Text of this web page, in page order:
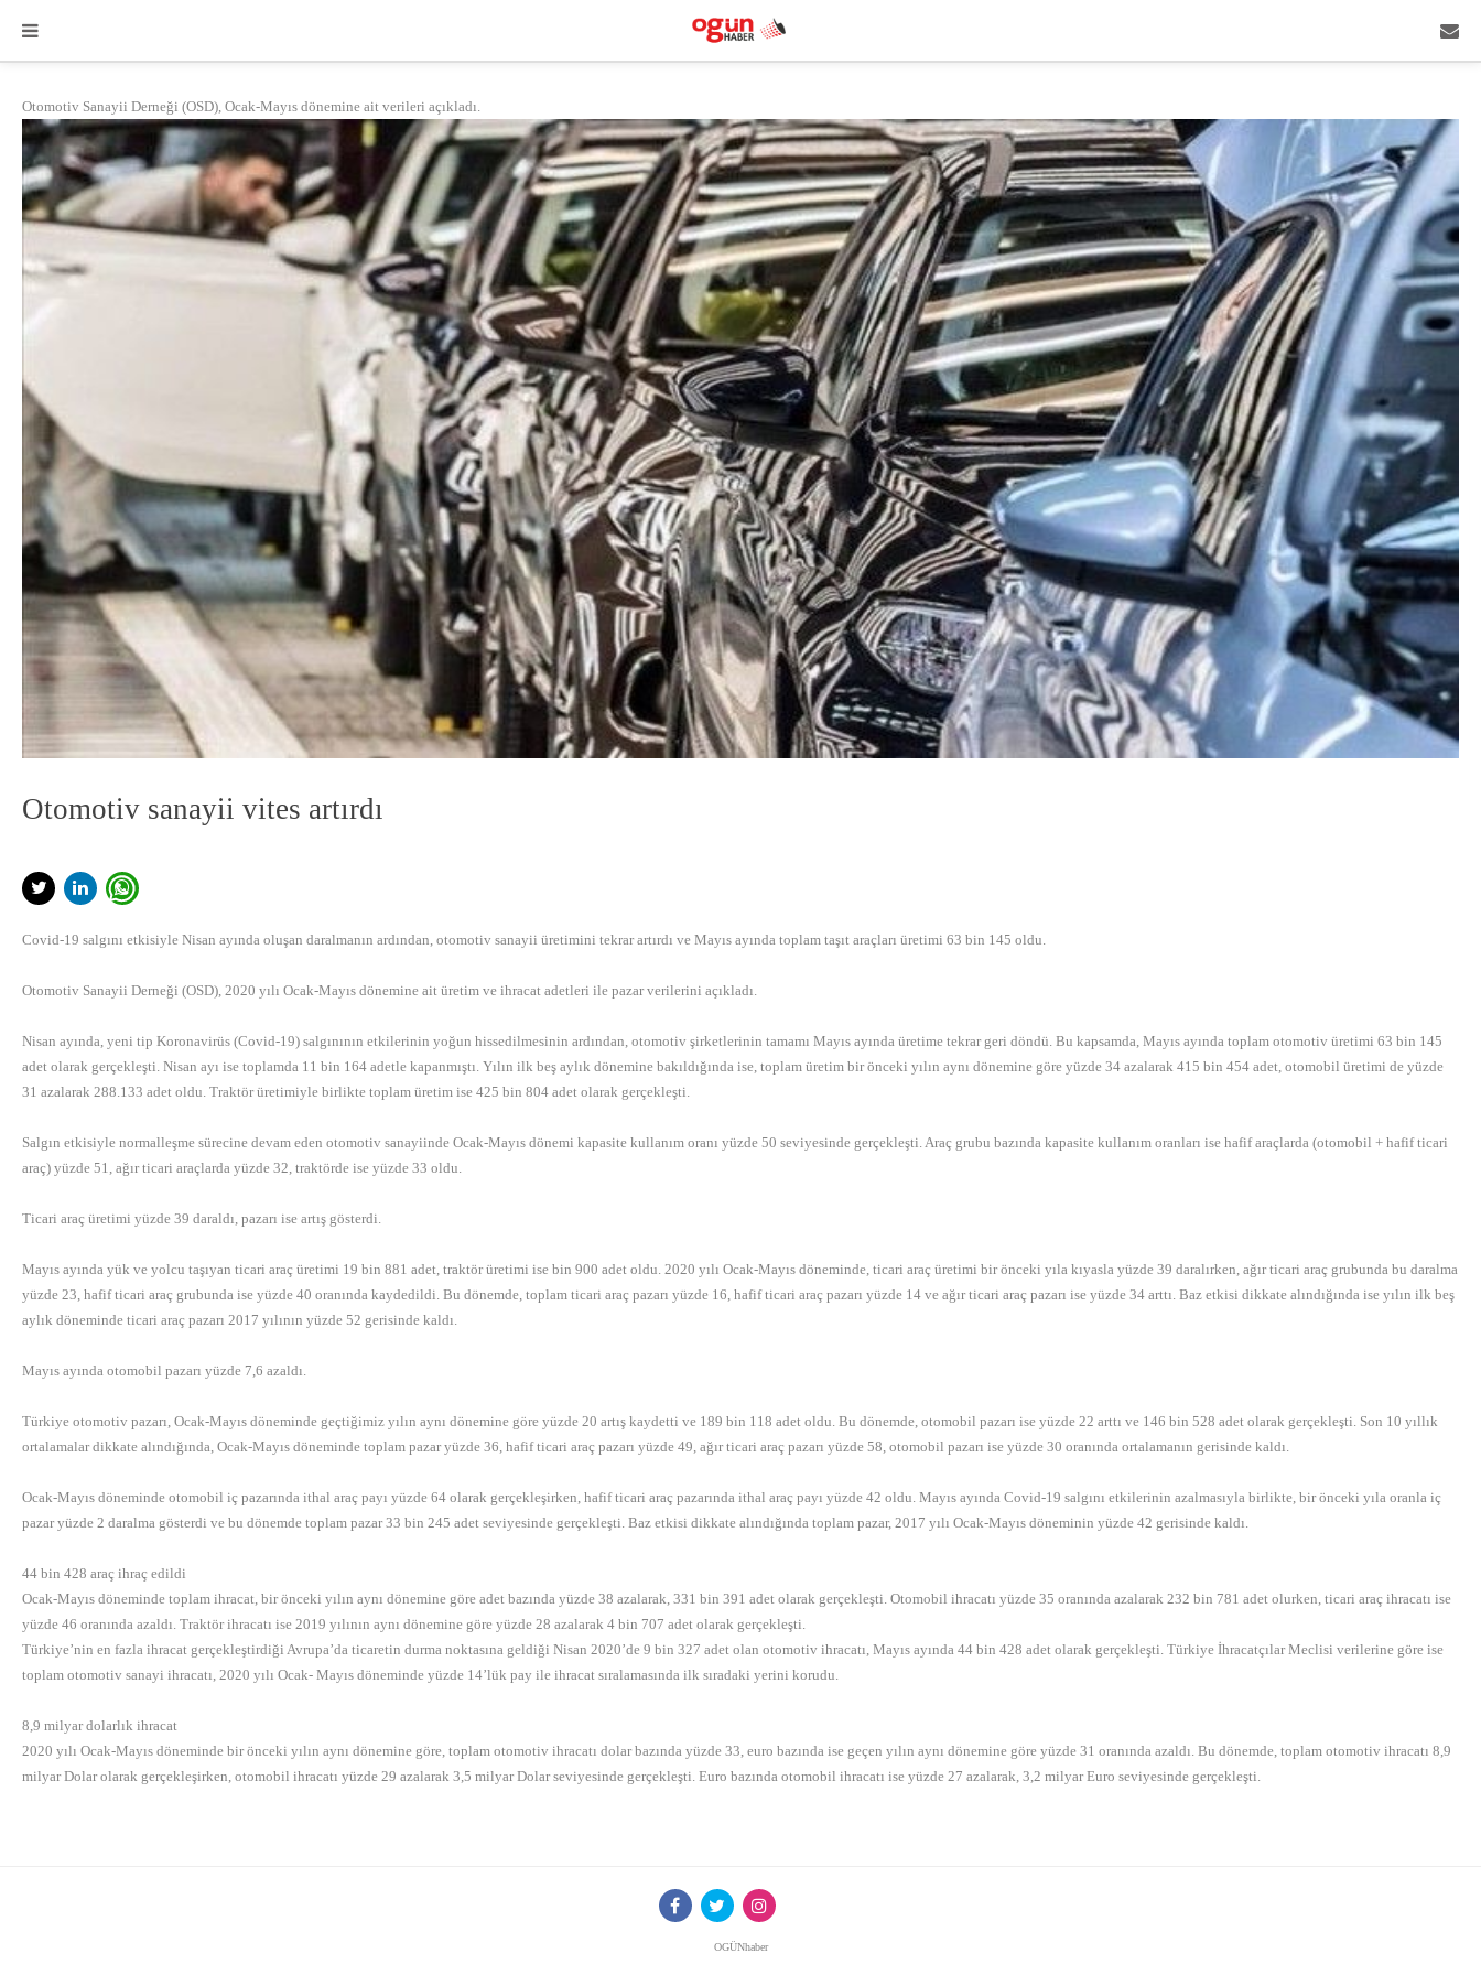
Otomotiv Sanayii Derneği (OSD), Ocak-Mayıs dönemine ait verileri açıkladı.
Otomotiv sanayii vites artırdı
Covid-19 salgını etkisiyle Nisan ayında oluşan daralmanın ardından, otomotiv sanayii üretimini tekrar artırdı ve Mayıs ayında toplam taşıt araçları üretimi 63 bin 145 oldu.
Otomotiv Sanayii Derneği (OSD), 2020 yılı Ocak-Mayıs dönemine ait üretim ve ihracat adetleri ile pazar verilerini açıkladı.
Nisan ayında, yeni tip Koronavirüs (Covid-19) salgınının etkilerinin yoğun hissedilmesinin ardından, otomotiv şirketlerinin tamamı Mayıs ayında üretime tekrar geri döndü. Bu kapsamda, Mayıs ayında toplam otomotiv üretimi 63 bin 145
adet olarak gerçekleşti. Nisan ayı ise toplamda 11 bin 164 adetle kapanmıştı. Yılın ilk beş aylık dönemine bakıldığında ise, toplam üretim bir önceki yılın aynı dönemine göre yüzde 34 azalarak 415 bin 454 adet, otomobil üretimi de yüzde
31 azalarak 288.133 adet oldu. Traktör üretimiyle birlikte toplam üretim ise 425 bin 804 adet olarak gerçekleşti.
Salgın etkisiyle normalleşme sürecine devam eden otomotiv sanayiinde Ocak-Mayıs dönemi kapasite kullanım oranı yüzde 50 seviyesinde gerçekleşti. Araç grubu bazında kapasite kullanım oranları ise hafif araçlarda (otomobil + hafif ticari
araç) yüzde 51, ağır ticari araçlarda yüzde 32, traktörde ise yüzde 33 oldu.
Ticari araç üretimi yüzde 39 daraldı, pazarı ise artış gösterdi.
Mayıs ayında yük ve yolcu taşıyan ticari araç üretimi 19 bin 881 adet, traktör üretimi ise bin 900 adet oldu. 2020 yılı Ocak-Mayıs döneminde, ticari araç üretimi bir önceki yıla kıyasla yüzde 39 daralırken, ağır ticari araç grubunda bu daralma
yüzde 23, hafif ticari araç grubunda ise yüzde 40 oranında kaydedildi. Bu dönemde, toplam ticari araç pazarı yüzde 16, hafif ticari araç pazarı yüzde 14 ve ağır ticari araç pazarı ise yüzde 34 arttı. Baz etkisi dikkate alındığında ise yılın ilk beş
aylık döneminde ticari araç pazarı 2017 yılının yüzde 52 gerisinde kaldı.
Mayıs ayında otomobil pazarı yüzde 7,6 azaldı.
Türkiye otomotiv pazarı, Ocak-Mayıs döneminde geçtiğimiz yılın aynı dönemine göre yüzde 20 artış kaydetti ve 189 bin 118 adet oldu. Bu dönemde, otomobil pazarı ise yüzde 22 arttı ve 146 bin 528 adet olarak gerçekleşti. Son 10 yıllık
ortalamalar dikkate alındığında, Ocak-Mayıs döneminde toplam pazar yüzde 36, hafif ticari araç pazarı yüzde 49, ağır ticari araç pazarı yüzde 58, otomobil pazarı ise yüzde 30 oranında ortalamanın gerisinde kaldı.
Ocak-Mayıs döneminde otomobil iç pazarında ithal araç payı yüzde 64 olarak gerçekleşirken, hafif ticari araç pazarında ithal araç payı yüzde 42 oldu. Mayıs ayında Covid-19 salgını etkilerinin azalmasıyla birlikte, bir önceki yıla oranla iç
pazar yüzde 2 daralma gösterdi ve bu dönemde toplam pazar 33 bin 245 adet seviyesinde gerçekleşti. Baz etkisi dikkate alındığında toplam pazar, 2017 yılı Ocak-Mayıs döneminin yüzde 42 gerisinde kaldı.
44 bin 428 araç ihraç edildi
Ocak-Mayıs döneminde toplam ihracat, bir önceki yılın aynı dönemine göre adet bazında yüzde 38 azalarak, 331 bin 391 adet olarak gerçekleşti. Otomobil ihracatı yüzde 35 oranında azalarak 232 bin 781 adet olurken, ticari araç ihracatı ise
yüzde 46 oranında azaldı. Traktör ihracatı ise 2019 yılının aynı dönemine göre yüzde 28 azalarak 4 bin 707 adet olarak gerçekleşti.
Türkiye’nin en fazla ihracat gerçekleştirdiği Avrupa’da ticaretin durma noktasına geldiği Nisan 2020’de 9 bin 327 adet olan otomotiv ihracatı, Mayıs ayında 44 bin 428 adet olarak gerçekleşti. Türkiye İhracatçılar Meclisi verilerine göre ise
toplam otomotiv sanayi ihracatı, 2020 yılı Ocak- Mayıs döneminde yüzde 14’lük pay ile ihracat sıralamasında ilk sıradaki yerini korudu.
8,9 milyar dolarlık ihracat
2020 yılı Ocak-Mayıs döneminde bir önceki yılın aynı dönemine göre, toplam otomotiv ihracatı dolar bazında yüzde 33, euro bazında ise geçen yılın aynı dönemine göre yüzde 31 oranında azaldı. Bu dönemde, toplam otomotiv ihracatı 8,9
milyar Dolar olarak gerçekleşirken, otomobil ihracatı yüzde 29 azalarak 3,5 milyar Dolar seviyesinde gerçekleşti. Euro bazında otomobil ihracatı ise yüzde 27 azalarak, 3,2 milyar Euro seviyesinde gerçekleşti.
OGÜNhaber